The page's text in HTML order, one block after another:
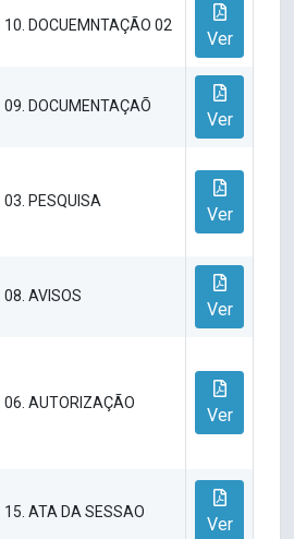
10. DOCUEMNTAÇÃO 02
Ver
09. DOCUMENTAÇAÕ
Ver
03. PESQUISA
Ver
08. AVISOS
Ver
06. AUTORIZAÇÃO
Ver
15. ATA DA SESSAO
Ver